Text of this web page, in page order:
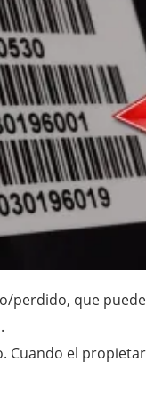
perdido, que
Cuando el